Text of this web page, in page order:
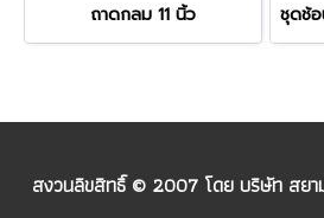
ถาดกลม 11 นิ้ว ชุดช้
สงวนลิขสิทธิ์ © 2007 โดย บริษัท สยาม